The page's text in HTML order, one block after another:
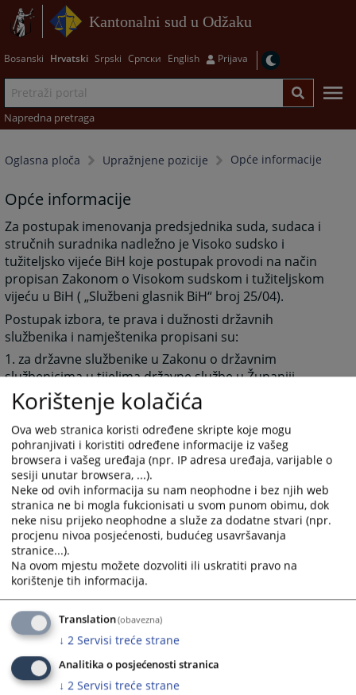
Kantonalni sud u Odžaku
Bosanski Hrvatski Srpski Српски English Prijava
Napredna pretraga
Oglasna ploča Upražnjene pozicije Opće informacije
Opće informacije
Za postupak imenovanja predsjednika suda, sudaca i
stručnih suradnika nadležno je Visoko sudsko i
tužiteljsko vijeće BiH koje postupak provodi na način
propisan Zakonom o Visokom sudskom i tužiteljskom
vijeću u BiH ( „Službeni glasnik BiH“ broj 25/04).
Postupak izbora, te prava i dužnosti državnih
službenika i namještenika propisani su:
1. za državne službenike u Zakonu o državnim
službenicima u tijelima državne službe u Županiji
Posavskoj („Narodne novine Županije Posavske“ broj
7/10) kao i u podzakonskim propisima donesenim na
temelju ovog zakona,
2. za namještenike u Zakonu o namještenicima u
tijelima državne službe u Županiji Posavskoj („Narodne
novine Županije Posavske“ broj 7/10) kao i u
podzakonskim propisima donesenim na temelju ovog
zakona.
2937 PREGLEDA
Korištenje kolačića
Ova web stranica koristi određene skripte koje mogu
pohranjivati i koristiti određene informacije iz vašeg
browsera i vašeg uređaja (npr. IP adresa uređaja, varijable o
sesiji unutar browsera, ...).
Neke od ovih informacija su nam neophodne i bez njih web
stranica ne bi mogla fukcionisati u svom punom obimu, dok
neke nisu prijeko neophodne a služe za dodatne stvari (npr.
procjenu nivoa posjećenosti, budućeg usavršavanja
stranice...).
Na ovom mjestu možete dozvoliti ili uskratiti pravo na
korištenje tih informacija.
Translation(obavezna)
↓ 2 Servisi treće strane
Analitika o posjećenosti stranica
↓ 2 Servisi treće strane